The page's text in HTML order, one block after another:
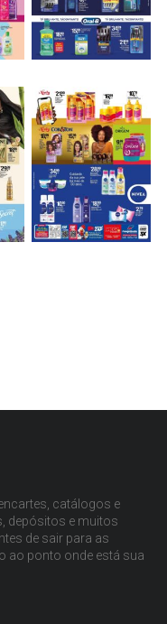
catálogos e
depósitos e muitos
de sair para as
ao ponto onde está sua